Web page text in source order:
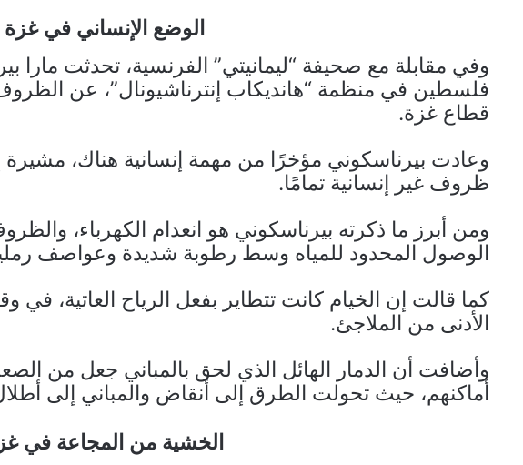
الوضع الإنساني في غزة
وفي مقابلة مع صحيفة “ليمانيتي” الفرنسية، تحدثت مارا
فلسطين في منظمة “هانديكاب إنترناشيونال”، عن
قطاع غزة.
وعادت بيرناسكوني مؤخرًا من مهمة إنسانية هناك،
ظروف غير إنسانية تمامًا.
ومن أبرز ما ذكرته بيرناسكوني هو انعدام الكهرباء،
الوصول المحدود للمياه وسط رطوبة شديدة وعواصف
كما قالت إن الخيام كانت تتطاير بفعل الرياح العاتية، في
الأدنى من الملاجئ.
وأضافت أن الدمار الهائل الذي لحق بالمباني جعل من
أماكنهم، حيث تحولت الطرق إلى أنقاض والمباني إلى
الخشية من المجاعة في